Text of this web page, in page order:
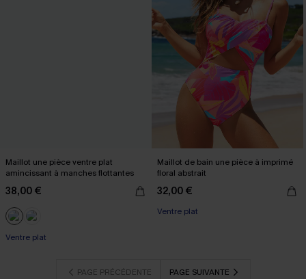
Maillot une pièce ventre plat
amincissant à manches flottantes
38,00 €
Ventre plat
Maillot de bain une pièce à imprimé
floral abstrait
32,00 €
Ventre plat
PAGE PRÉCÉDENTE PAGE SUIVANTE